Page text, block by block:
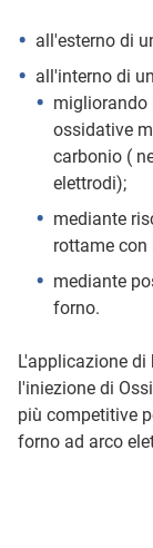
all'esterno di
all'interno di
migliorando
ossidative
carbonio (
elettrodi);
mediante
rottame
mediante
forno.
L'applicazione
l'iniezione di
più competitive
forno ad arco